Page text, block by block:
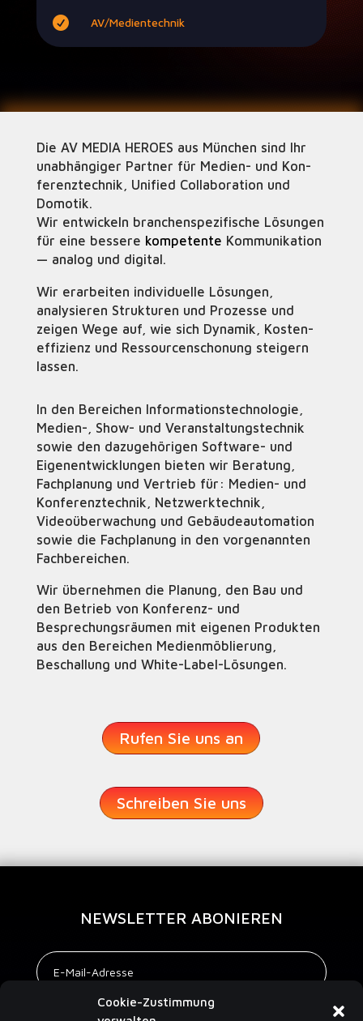
Cookie-Zustimmung
 AV/Medientechnik
Die AV MEDIA HEROES aus München sind Ihr
unab­hängiger Part­ner für Medi­en- und Kon­
feren­ztech­nik, Uni­fied Col­lab­o­ra­tion und
Domotik.
Wir entwick­eln branchen­spez­i­fis­che Lösun­gen
für eine bessere kom­pe­tente Kom­mu­nika­tion
— ana­log und digital.
Wir erar­beit­en indi­vidu­elle Lösun­gen,
analysieren Struk­turen und Prozesse und
zeigen Wege auf, wie sich Dynamik, Kosten­
ef­fizienz und Ressourcenscho­nung steigern
lassen.
In den Bereichen Informationstechnologie,
Medien-, Show- und Veranstaltungstechnik
sowie den dazugehörigen Software- und
Eigenentwicklungen bieten wir Beratung,
Fachplanung und Vertrieb für: Medien- und
Konferenztechnik, Netzwerktechnik,
Videoüberwachung und Gebäudeautomation
sowie die Fachplanung in den vorgenannten
Fachbereichen.
Wir übernehmen die Planung, den Bau und
den Betrieb von Konferenz- und
Besprechungsräumen mit eigenen Produkten
aus den Bereichen Medienmöblierung,
Beschallung und White-Label-Lösungen.
Rufen Sie uns an
Schreiben Sie uns
NEWSLETTER ABONIEREN